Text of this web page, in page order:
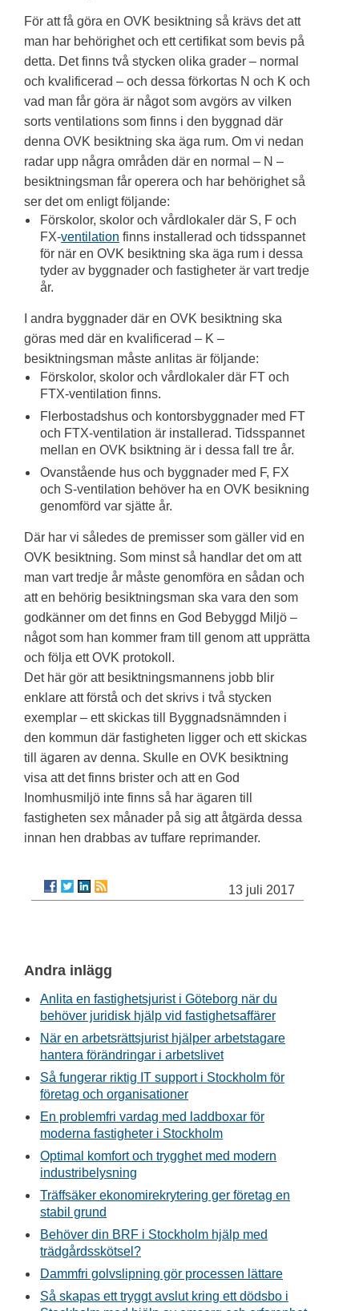
För att få göra en OVK besiktning så krävs det att
man har behörighet och ett certifikat som bevis på
detta. Det finns två stycken olika grader – normal
och kvalificerad – och dessa förkortas N och K och
vad man får göra är något som avgörs av vilken
sorts ventilations som finns i den byggnad där
denna OVK besiktning ska äga rum. Om vi nedan
radar upp några områden där en normal – N –
besiktningsman får operera och har behörighet så
ser det om enligt följande:
Förskolor, skolor och vårdlokaler där S, F och
FX-ventilation finns installerad och tidsspannet
för när en OVK besiktning ska äga rum i dessa
tyder av byggnader och fastigheter är vart tredje
år.
I andra byggnader där en OVK besiktning ska
göras med där en kvalificerad – K –
besiktningsman måste anlitas är följande:
Förskolor, skolor och vårdlokaler där FT och
FTX-ventilation finns.
Flerbostadshus och kontorsbyggnader med FT
och FTX-ventilation är installerad. Tidsspannet
mellan en OVK bsiktning är i dessa fall tre år.
Ovanstående hus och byggnader med F, FX
och S-ventilation behöver ha en OVK besikning
genomförd var sjätte år.
Där har vi således de premisser som gäller vid en
OVK besiktning. Som minst så handlar det om att
man vart tredje år måste genomföra en sådan och
att en behörig besiktningsman ska vara den som
godkänner om det finns en God Bebyggd Miljö –
något som han kommer fram till genom att upprätta
och följa ett OVK protokoll.
Det här gör att besiktningsmannens jobb blir
enklare att förstå och det skrivs i två stycken
exemplar – ett skickas till Byggnadsnämnden i
den kommun där fastigheten ligger och ett skickas
till ägaren av denna. Skulle en OVK besiktning
visa att det finns brister och att en God
Inomhusmiljö inte finns så har ägaren till
fastigheten sex månader på sig att åtgärda dessa
innan hen drabbas av tuffare reprimander.
13 juli 2017
Andra inlägg
Anlita en fastighetsjurist i Göteborg när du
behöver juridisk hjälp vid fastighetsaffärer
När en arbetsrättsjurist hjälper arbetstagare
hantera förändringar i arbetslivet
Så fungerar riktig IT support i Stockholm för
företag och organisationer
En problemfri vardag med laddboxar för
moderna fastigheter i Stockholm
Optimal komfort och trygghet med modern
industribelysning
Träffsäker ekonomirekrytering ger företag en
stabil grund
Behöver din BRF i Stockholm hjälp med
trädgårdsskötsel?
Dammfri golvslipning gör processen lättare
Så skapas ett tryggt avslut kring ett dödsbo i